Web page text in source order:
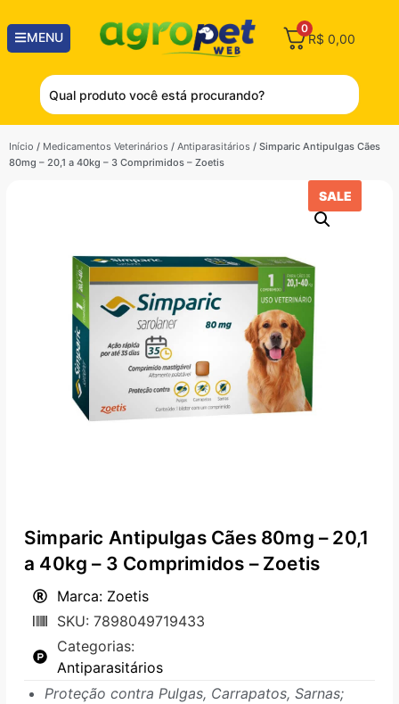
MENU
0
R$ 0,00
Início / Medicamentos Veterinários / Antiparasitários / Simparic Antipulgas Cães
80mg – 20,1 a 40kg – 3 Comprimidos – Zoetis
SALE
Simparic Antipulgas Cães 80mg – 20,1
a 40kg – 3 Comprimidos – Zoetis
Marca: Zoetis
SKU: 7898049719433
Categorias:
Antiparasitários
Proteção contra Pulgas, Carrapatos, Sarnas;